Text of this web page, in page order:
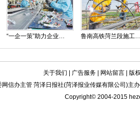
“一企一策”助力企业复工复产 鲁南高铁菏兰段
关于我们 广告服务| 网站留言| 版
网信办主管 菏泽日报社(菏泽报业传媒有限公司)主
Copyright© 2004-2015